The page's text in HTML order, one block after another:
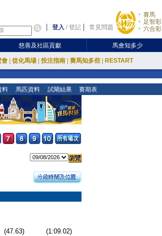
登入 /登記 常見問題
賽馬
足智彩
六合彩
慈善及社區貢獻 馬會知多少
會 從化馬場 投注指南 賽馬知多些 RESTART
料 馬匹資料 試閘結果 賽期表
(47.63)
(1:09.02)